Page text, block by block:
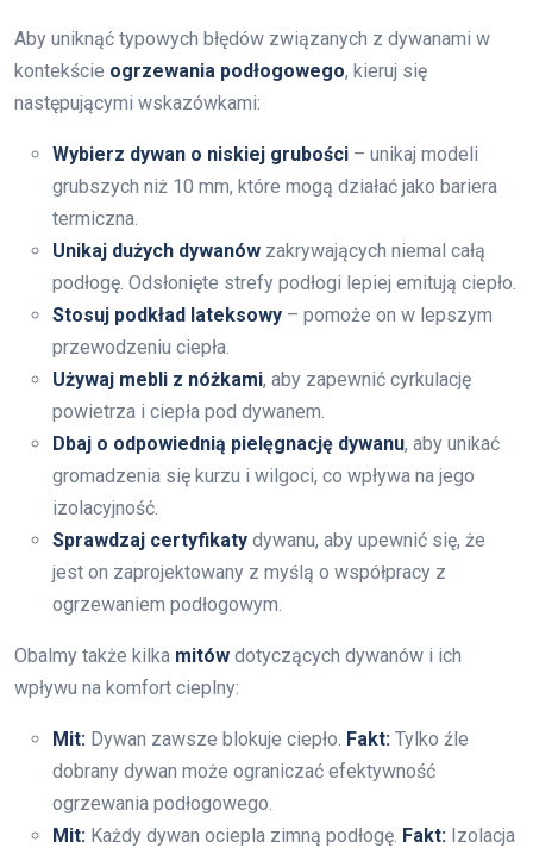
Aby uniknąć typowych błędów związanych z dywanami w
kontekście ogrzewania podłogowego, kieruj się
następującymi wskazówkami:
Wybierz dywan o niskiej grubości – unikaj modeli
grubszych niż 10 mm, które mogą działać jako bariera
termiczna.
Unikaj dużych dywanów zakrywających niemal całą
podłogę. Odsłonięte strefy podłogi lepiej emitują ciepło.
Stosuj podkład lateksowy – pomoże on w lepszym
przewodzeniu ciepła.
Używaj mebli z nóżkami, aby zapewnić cyrkulację
powietrza i ciepła pod dywanem.
Dbaj o odpowiednią pielęgnację dywanu, aby unikać
gromadzenia się kurzu i wilgoci, co wpływa na jego
izolacyjność.
Sprawdzaj certyfikaty dywanu, aby upewnić się, że
jest on zaprojektowany z myślą o współpracy z
ogrzewaniem podłogowym.
Obalmy także kilka mitów dotyczących dywanów i ich
wpływu na komfort cieplny:
Mit: Dywan zawsze blokuje ciepło. Fakt: Tylko źle
dobrany dywan może ograniczać efektywność
ogrzewania podłogowego.
Mit: Każdy dywan ociepla zimną podłogę. Fakt: Izolacja